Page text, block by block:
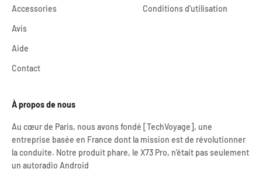
Accessories
Avis
Aide
Contact
Conditions d'utilisation
À propos de nous
Au cœur de Paris, nous avons fondé [TechVoyage], une
entreprise basée en France dont la mission est de révolutionner
la conduite. Notre produit phare, le X73 Pro, n'était pas seulement
un autoradio Android